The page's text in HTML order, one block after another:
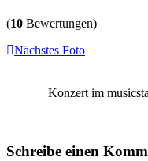
(10 Bewertungen)
Nächstes Foto
Konzert im
Schreibe einen